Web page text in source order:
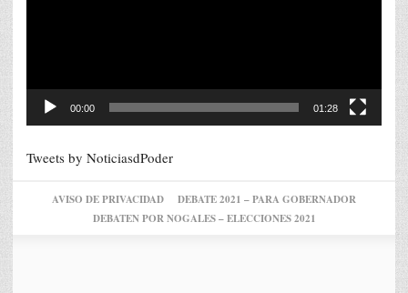
00:00 01:28
Tweets by NoticiasdPoder
AVISO DE PRIVACIDAD
DEBATE 2021 – PARA GOBERNADOR
DEBATEN POR NOGALES – ELECCIONES 2021